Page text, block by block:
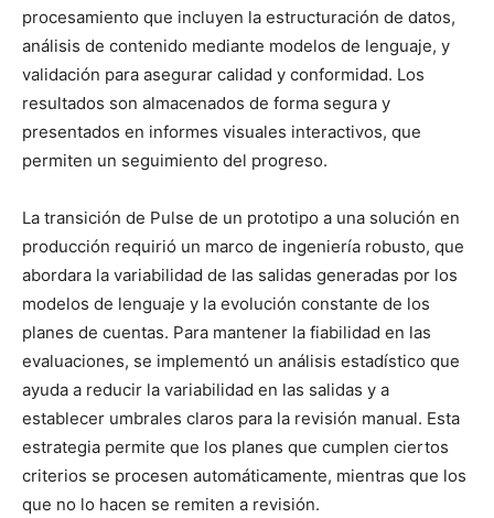
procesamiento que incluyen la estructuración de datos,
análisis de contenido mediante modelos de lenguaje, y
validación para asegurar calidad y conformidad. Los
resultados son almacenados de forma segura y
presentados en informes visuales interactivos, que
permiten un seguimiento del progreso.
La transición de Pulse de un prototipo a una solución en
producción requirió un marco de ingeniería robusto, que
abordara la variabilidad de las salidas generadas por los
modelos de lenguaje y la evolución constante de los
planes de cuentas. Para mantener la fiabilidad en las
evaluaciones, se implementó un análisis estadístico que
ayuda a reducir la variabilidad en las salidas y a
establecer umbrales claros para la revisión manual. Esta
estrategia permite que los planes que cumplen ciertos
criterios se procesen automáticamente, mientras que los
que no lo hacen se remiten a revisión.